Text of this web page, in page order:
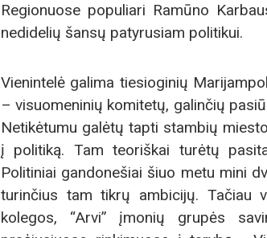
Regionuose populiari Ramūno
nedidelių šansų patyrusiam politikui.
Vienintelė galima tiesioginių
– visuomeninių komitetų, galinčių
Netikėtumu galėtų tapti stambių
į politiką. Tam teoriškai turėtų
Politiniai gandonešiai šiuo metu mini
turinčius tam tikrų ambicijų. Tačiau
kolegos, “Arvi” įmonių grupės